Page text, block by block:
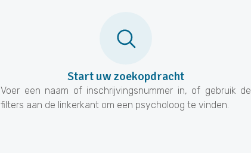
Start uw zoekopdracht
Voer een naam of inschrijvingsnummer in, of gebruik de
filters aan de linkerkant om een psycholoog te vinden.